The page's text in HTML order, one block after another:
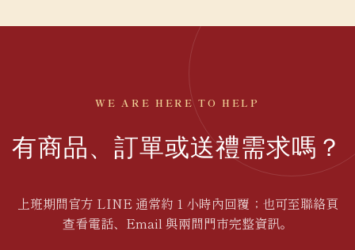
WE ARE HERE TO HELP
有商品、訂單或送禮需求嗎？
上班期間官方 LINE 通常約 1 小時內回覆；也可至聯絡頁
查看電話、Email 與兩間門市完整資訊。